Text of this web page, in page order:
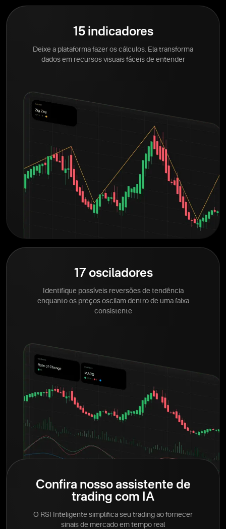
15 indicadores
Deixe a plataforma fazer os cálculos. Ela transforma
dados em recursos visuais fáceis de entender
17 osciladores
Identifique possíveis reversões de tendência
enquanto os preços oscilam dentro de uma faixa
consistente
Confira nosso assistente de
trading com IA
O RSI Inteligente simplifica seu trading ao fornecer
sinais de mercado em tempo real